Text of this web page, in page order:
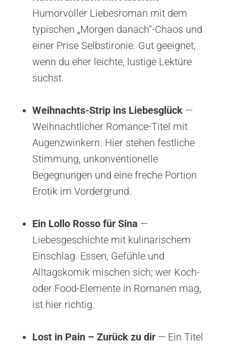
Humorvoller Liebesroman mit dem
typischen „Morgen danach“-Chaos und
einer Prise Selbstironie. Gut geeignet,
wenn du eher leichte, lustige Lektüre
suchst.
Weihnachts-Strip ins Liebesglück —
Weihnachtlicher Romance-Titel mit
Augenzwinkern. Hier stehen festliche
Stimmung, unkonventionelle
Begegnungen und eine freche Portion
Erotik im Vordergrund.
Ein Lollo Rosso für Sina —
Liebesgeschichte mit kulinarischem
Einschlag. Essen, Gefühle und
Alltagskomik mischen sich; wer Koch-
oder Food-Elemente in Romanen mag,
ist hier richtig.
Lost in Pain – Zurück zu dir — Ein Titel